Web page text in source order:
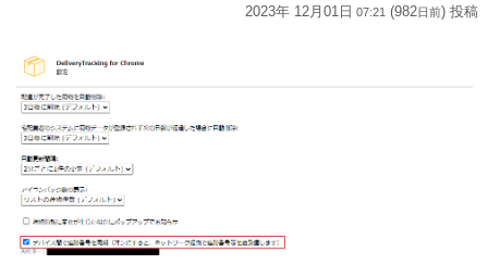
2023年 12月01日 07:21 (982日前) 投稿